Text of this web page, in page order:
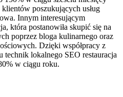
poszukujących usług
Innym interesującym
która postanowiła skupić się na
poprzez bloga kulinarnego oraz
Dzięki współpracy z
technik lokalnego SEO restauracja
w ciągu roku.